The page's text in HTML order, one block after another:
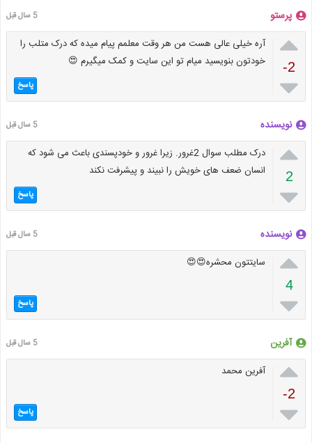
پرستو 5 سال قبل

-2

آره خیلی عالی هست من هر وقت معلمم پیام میده که درک متلب را
خودتون بنویسید میام تو این سایت و کمک میگیرم 😍
پاسخ
نویسنده 5 سال قبل

2

درک مطلب سوال 2غرور. زیرا غرور و خودپسندی باعث می شود که
انسان ضعف های خویش را نبیند و پیشرفت نکند
پاسخ
نویسنده 5 سال قبل

4

سایتتون محشره😍😍
پاسخ
آفرین 5 سال قبل

-2

آفرین محمد
پاسخ